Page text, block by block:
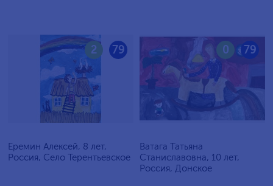
79
2
Еремин Алексей, 8 лет,
Россия, Село Терентьевское
79
0
Ватага Татьяна
Станиславовна, 10 лет,
Россия, Донское